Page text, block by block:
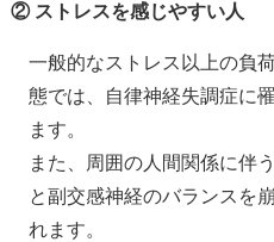
② ストレスを感じやすい人
一般的なストレス以上の負
態では、自律神経失調症に
ます。
また、周囲の人間関係に伴
と副交感神経のバランスを
れます。